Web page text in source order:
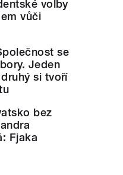
volby
vůči
se
Jeden
si tvoří
bez
Fjaka